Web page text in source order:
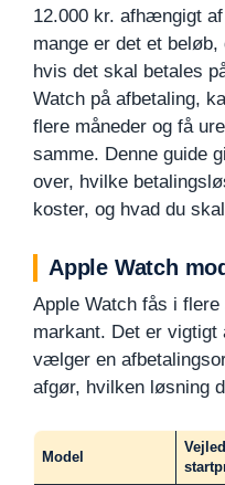
12.000 kr. afhængigt
mange er det et
hvis det skal betales
Watch på afbetaling,
flere måneder og få
samme. Denne guide
over, hvilke
koster, og hvad du
Apple Watch
Apple Watch fås i
markant. Det er vigtigt
vælger en
afgør, hvilken løsning
Model